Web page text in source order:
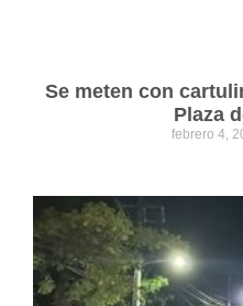
Se meten con
Plaza
febrero 4,